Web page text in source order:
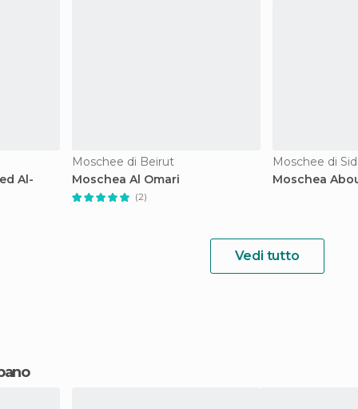
Al-
Moschee di Beirut
Moschea Al Omari
(2)
Moschee di
Moschea
Vedi tutto